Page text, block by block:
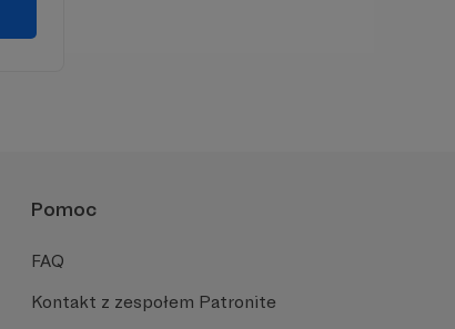
Pomoc
FAQ
Kontakt z zespołem Patronite